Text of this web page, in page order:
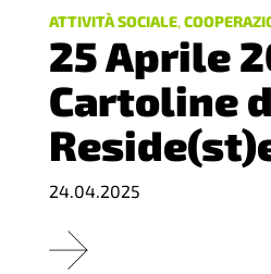
ATTIVITÀ SOCIALE,
25 Aprile
Cartoline
24.04.2025